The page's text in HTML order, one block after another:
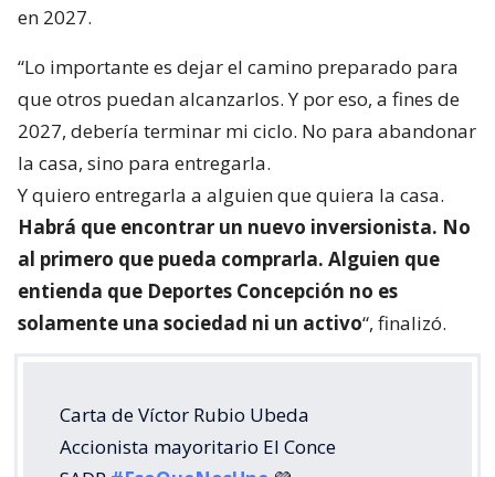
en 2027.
“Lo importante es dejar el camino preparado para
que otros puedan alcanzarlos. Y por eso, a fines de
2027, debería terminar mi ciclo. No para abandonar
la casa, sino para entregarla.
Y quiero entregarla a alguien que quiera la casa.
Habrá que encontrar un nuevo inversionista. No
al primero que pueda comprarla. Alguien que
entienda que Deportes Concepción no es
solamente una sociedad ni un activo“, finalizó.
Carta de Víctor Rubio Ubeda
Accionista mayoritario El Conce